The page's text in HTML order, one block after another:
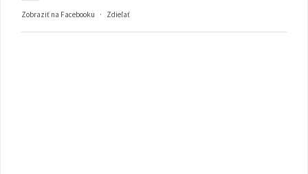
Zobraziť na Facebooku · Zdieľať